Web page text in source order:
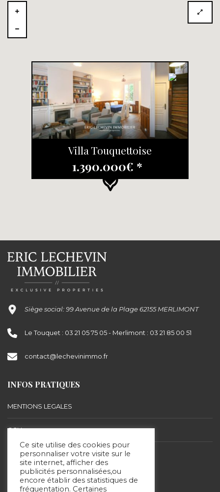
Villa Touquettoise
1.390.000€ *
Siège social: 99 Avenue de la Plage 62155 MERLIMONT
Le Touquet : 03 21 05 75 05 - Merlimont : 03 21 85 00 51
contact@lechevinimmo.fr
INFOS PRATIQUES
MENTIONS LEGALES
CGU
BARÈME D’HONORAIRES
SUIVEZ-NOUS
Ce site utilise des cookies pour
personnaliser votre visite sur le
site internet, afficher des
publicités personnalisées,ou
encore établir des statistiques de
fréquentation. Certaines